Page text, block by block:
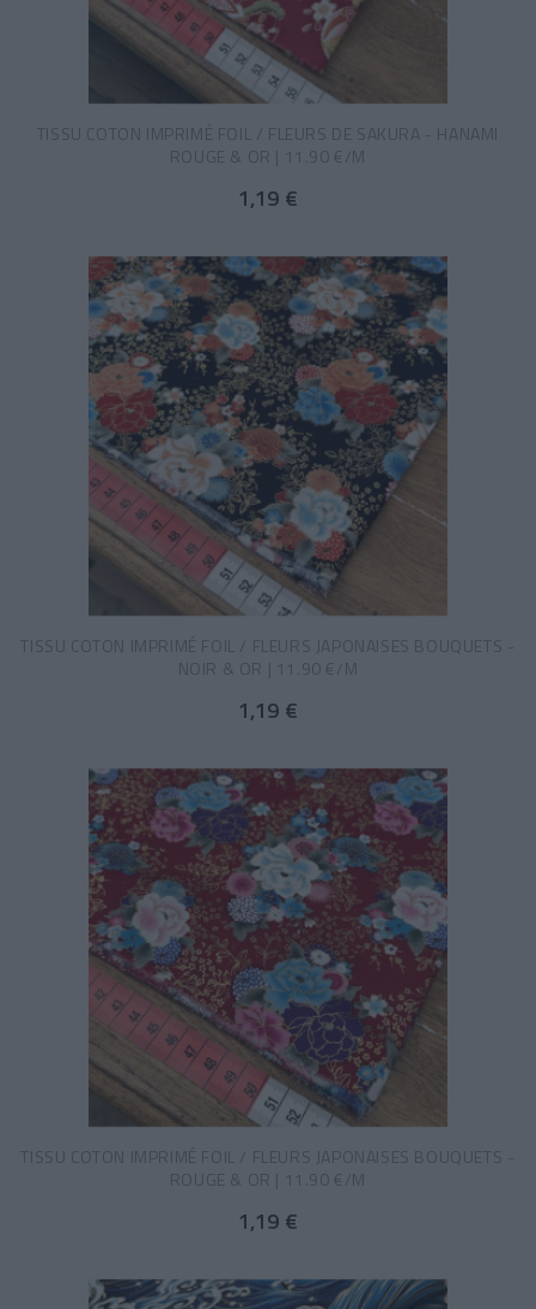
TISSU COTON IMPRIMÉ FOIL / FLEURS DE SAKURA - HANAMI
ROUGE & OR | 11.90 €/M
1,19 €
TISSU COTON IMPRIMÉ FOIL / FLEURS JAPONAISES BOUQUETS -
NOIR & OR | 11.90 €/M
1,19 €
TISSU COTON IMPRIMÉ FOIL / FLEURS JAPONAISES BOUQUETS -
ROUGE & OR | 11.90 €/M
1,19 €